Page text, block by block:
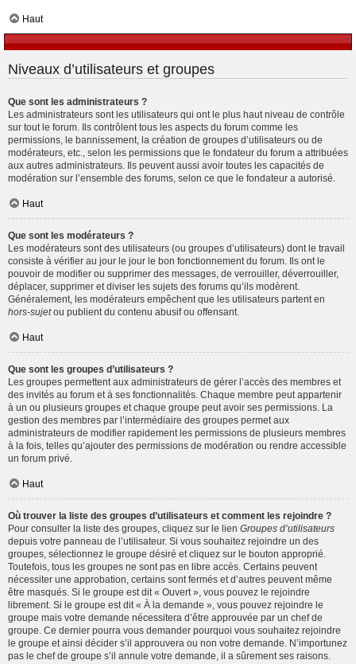
Haut
Niveaux d’utilisateurs et groupes
Que sont les administrateurs ?
Les administrateurs sont les utilisateurs qui ont le plus haut niveau de contrôle
sur tout le forum. Ils contrôlent tous les aspects du forum comme les
permissions, le bannissement, la création de groupes d’utilisateurs ou de
modérateurs, etc., selon les permissions que le fondateur du forum a attribuées
aux autres administrateurs. Ils peuvent aussi avoir toutes les capacités de
modération sur l’ensemble des forums, selon ce que le fondateur a autorisé.
Haut
Que sont les modérateurs ?
Les modérateurs sont des utilisateurs (ou groupes d’utilisateurs) dont le travail
consiste à vérifier au jour le jour le bon fonctionnement du forum. Ils ont le
pouvoir de modifier ou supprimer des messages, de verrouiller, déverrouiller,
déplacer, supprimer et diviser les sujets des forums qu’ils modèrent.
Généralement, les modérateurs empêchent que les utilisateurs partent en
hors-sujetou publient du contenu abusif ou offensant.
Haut
Que sont les groupes d’utilisateurs ?
Les groupes permettent aux administrateurs de gérer l’accès des membres et
des invités au forum et à ses fonctionnalités. Chaque membre peut appartenir
à un ou plusieurs groupes et chaque groupe peut avoir ses permissions. La
gestion des membres par l’intermédiaire des groupes permet aux
administrateurs de modifier rapidement les permissions de plusieurs membres
à la fois, telles qu’ajouter des permissions de modération ou rendre accessible
un forum privé.
Haut
Où trouver la liste des groupes d’utilisateurs et comment les rejoindre ?
Pour consulter la liste des groupes, cliquez sur le lien Groupes d’utilisateurs
depuis votre panneau de l’utilisateur. Si vous souhaitez rejoindre un des
groupes, sélectionnez le groupe désiré et cliquez sur le bouton approprié.
Toutefois, tous les groupes ne sont pas en libre accès. Certains peuvent
nécessiter une approbation, certains sont fermés et d’autres peuvent même
être masqués. Si le groupe est dit « Ouvert », vous pouvez le rejoindre
librement. Si le groupe est dit « À la demande », vous pouvez rejoindre le
groupe mais votre demande nécessitera d’être approuvée par un chef de
groupe. Ce dernier pourra vous demander pourquoi vous souhaitez rejoindre
le groupe et ainsi décider s’il approuvera ou non votre demande. N’importunez
pas le chef de groupe s’il annule votre demande, il a sûrement ses raisons.